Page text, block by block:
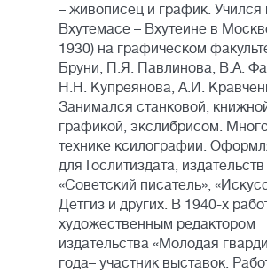
– живописец и график. Учился
Вхутемасе – Вхутеине в
1930) на графическом
Бруни, П.Я. Павлинова, В.А.
Н.Н. Купреянова, А.И.
Занимался станковой,
графикой, экслибрисом.
технике ксилографии.
для Гослитиздата,
«Советский писатель»,
Детгиз и других. В 1940-х
художественным редактором
издательства «Молодая
года– участник выставок.